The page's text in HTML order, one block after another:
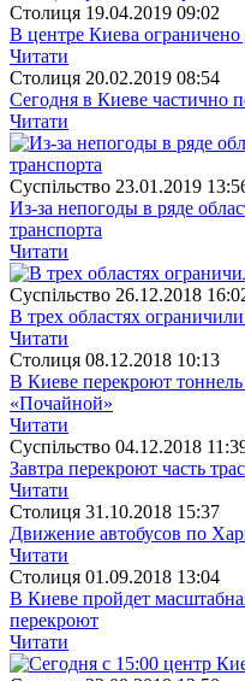
Столиця 19.04.2019 09:02
В центре Киева ограничено
Читати
Столиця 20.02.2019 08:54
Сегодня в Киеве частично
Читати
Суспiльство 23.01.2019
Из-за непогоды в ряде
транспорта
Читати
Суспiльство 26.12.2018
В трех областях
Читати
Столиця 08.12.2018 10:13
В Киеве перекроют
«Почайной»
Читати
Суспiльство 04.12.2018
Завтра перекроют часть
Читати
Столиця 31.10.2018 15:37
Движение автобусов по
Читати
Столиця 01.09.2018 13:04
В Киеве пройдет
перекроют
Читати